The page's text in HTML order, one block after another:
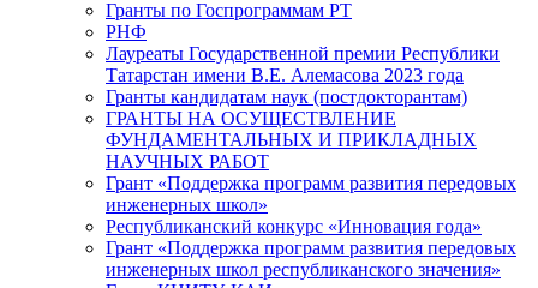
Гранты по Госпрограммам РТ
РНФ
Лауреаты Государственной премии Республики
Татарстан имени В.Е. Алемасова 2023 года
Гранты кандидатам наук (постдокторантам)
ГРАНТЫ НА ОСУЩЕСТВЛЕНИЕ
ФУНДАМЕНТАЛЬНЫХ И ПРИКЛАДНЫХ
НАУЧНЫХ РАБОТ
Грант «Поддержка программ развития передовых
инженерных школ»
Республиканский конкурс «Инновация года»
Грант «Поддержка программ развития передовых
инженерных школ республиканского значения»